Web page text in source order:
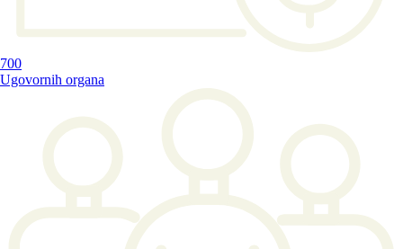
700
Ugovornih organa